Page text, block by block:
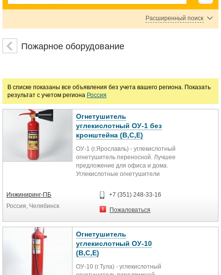
Расширенный поиск
Гидранты, колонки
Пожарная сигнализация Средства спасения при пожаре
Пожарные шланги и рукава
руб.
Пожарное оборудование
В списке показаны все объявления без учета вашего региона. Показать
результат с учетом региона Россия
Огнетушитель
углекислотный ОУ-1 без
кронштейна (В,С,Е)
ОУ-1 (г.Ярославль) - углекислотный
огнетушитель переносной. Лучшее
предложение для офиса и дома.
Углекислотные огнетушители
Инжиниринг-ПБ
Россия, Челябинск
+7 (351) 248-33-16
Пожаловаться
Огнетушитель
углекислотный ОУ-10
(В,С,Е)
ОУ-10 (г.Тула) - углекислотный